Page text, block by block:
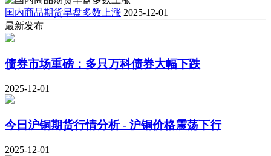
国内商品期货早盘多数上涨 2025-12-01
最新发布
债券市场重磅：多只万科债券大幅下跌
2025-12-01
今日沪铜期货行情分析 - 沪铜价格震荡下行
2025-12-01